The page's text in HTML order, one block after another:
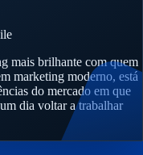
mais brilhante com quem
marketing moderno, está
do mercado em que
dia voltar a trabalhar